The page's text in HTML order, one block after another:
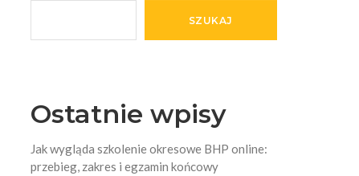
SZUKAJ
Ostatnie wpisy
Jak wygląda szkolenie okresowe BHP online:
przebieg, zakres i egzamin końcowy